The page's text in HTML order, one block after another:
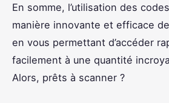
En somme, l’utilisation des
manière innovante et efficace
en vous permettant d’accéder
facilement à une quantité
Alors, prêts à scanner ?